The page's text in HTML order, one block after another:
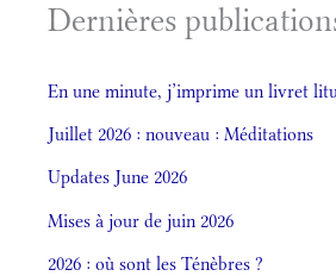
Dernières
En une minute, j’imprime un livret
Juillet 2026 : nouveau : Méditations
Updates June 2026
Mises à jour de juin 2026
2026 : où sont les Ténèbres ?